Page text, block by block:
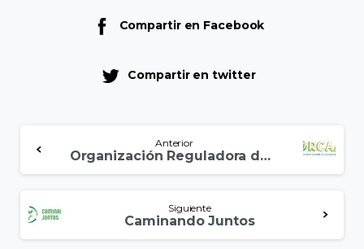
Compartir en Facebook
Compartir en twitter
Anterior
Organización Reguladora de la Calidad Ambiental (ORCAA)
Siguiente
Caminando Juntos